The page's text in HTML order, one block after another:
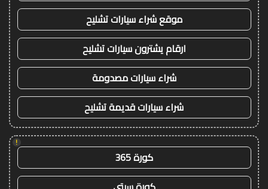
موقع شراء سيارات تشليح
ارقام يشترون سيارات تشليح
شراء سيارات مصدومة
شراء سيارات قديمة تشليح
!
كورة 365